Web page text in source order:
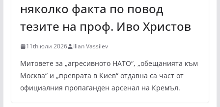
няколко факта по повод
тезите на проф. Иво Христов
11th юли 2026 Ilian Vassilev
Митовете за „агресивното НАТО“, „обещанията към
Москва“ и „преврата в Киев“ отдавна са част от
официалния пропаганден арсенал на Кремъл.